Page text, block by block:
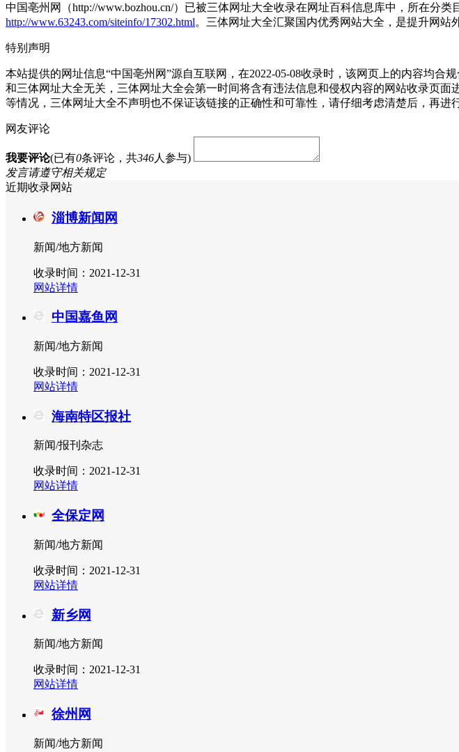
中国亳州网（http://www.bozhou.cn/）已被三体网址大全收录在网址百科信息库中，所在分类
http://www.63243.com/siteinfo/17302.html。三体网址大全汇聚国内优秀网站大全，是提升网站
特别声明
本站提供的网址信息“中国亳州网”源自互联网，在2022-05-08收录时，该网页上的内容均
和三体网址大全无关，三体网址大全会第一时间将含有违法信息和侵权内容的网站收录页
等情况，三体网址大全不声明也不保证该链接的正确性和可靠性，请仔细考虑清楚后，再进
网友评论
我要评论(已有0条评论，共346人参与)
发言请遵守相关规定
近期收录网站
淄博新闻网
新闻/地方新闻
收录时间：2021-12-31
网站详情
中国嘉鱼网
新闻/地方新闻
收录时间：2021-12-31
网站详情
海南特区报社
新闻/报刊杂志
收录时间：2021-12-31
网站详情
全保定网
新闻/地方新闻
收录时间：2021-12-31
网站详情
新乡网
新闻/地方新闻
收录时间：2021-12-31
网站详情
徐州网
新闻/地方新闻